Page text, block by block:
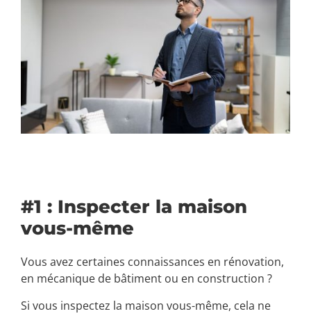
#1 : Inspecter la maison
vous-même
Vous avez certaines connaissances en rénovation,
en mécanique de bâtiment ou en construction ?
Si vous inspectez la maison vous-même, cela ne